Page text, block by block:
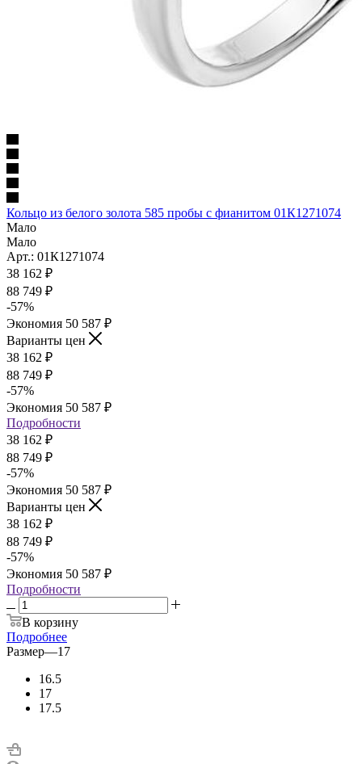
Кольцо из белого золота 585 пробы с фианитом 01К1271074
Мало
Мало
Арт.: 01К1271074
38 162 ₽
88 749 ₽
-57%
Экономия 50 587 ₽
Варианты цен
38 162 ₽
88 749 ₽
-57%
Экономия 50 587 ₽
Подробности
38 162 ₽
88 749 ₽
-57%
Экономия 50 587 ₽
Варианты цен
38 162 ₽
88 749 ₽
-57%
Экономия 50 587 ₽
Подробности
В корзину
Подробнее
Размер—17
16.5
17
17.5